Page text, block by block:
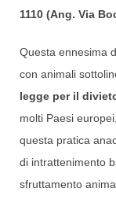
1110 (Ang. Via
Questa ennesima
con animali
legge per il
molti Paesi
questa pratica
di intrattenimento
sfruttamento